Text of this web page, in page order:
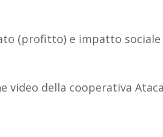
(profitto)e impatto
video della cooperativa